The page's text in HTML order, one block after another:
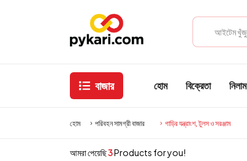
বাজার হোম বিক্রেতা নিলাম
হোম পরিবহন সামগ্রী বাজার গাড়ির যন্ত্রাংশ, টুলস ও সরঞ্জাম
আমরা পেয়েছি3Products for you!